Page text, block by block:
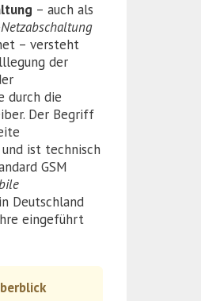
– auch als
– versteht
der
durch die
Der Begriff
ist technisch
GSM
Deutschland
eingeführt